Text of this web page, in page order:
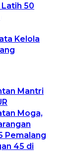
50
Kelola
Mantri
Moga,
Pemalang
45 di